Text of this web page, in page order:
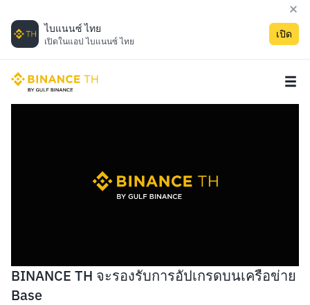
ไบแนนซ์ ไทย
เปิดในแอป ไบแนนซ์ ไทย
เปิด
BINANCE TH จะรองรับการอัปเกรดบนเครือข่าย
Base